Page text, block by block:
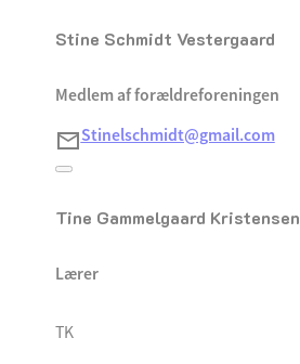
Stine Schmidt Vestergaard
Medlem af forældreforeningen
Stinelschmidt@gmail.com
Tine Gammelgaard Kristensen
Lærer
TK